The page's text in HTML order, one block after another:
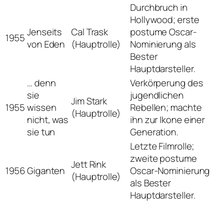
1955Jenseits
von Eden
Cal Trask
(Hauptrolle)
Durchbruch in
Hollywood; erste
postume Oscar-
Nominierung als
Bester
Hauptdarsteller.
1955
… denn
sie
wissen
nicht, was
sie tun
Jim Stark
(Hauptrolle)
Verkörperung des
jugendlichen
Rebellen; machte
ihn zur Ikone einer
Generation.
1956Giganten Jett Rink
(Hauptrolle)
Letzte Filmrolle;
zweite postume
Oscar-Nominierung
als Bester
Hauptdarsteller.